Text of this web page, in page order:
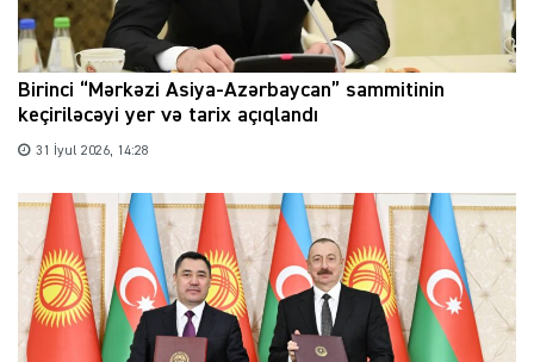
Birinci “Mərkəzi Asiya-Azərbaycan” sammitinin
keçiriləcəyi yer və tarix açıqlandı
31 İyul 2026, 14:28